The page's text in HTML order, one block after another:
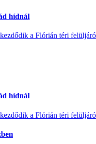
hídnál
a Flórián téri
hídnál
a Flórián téri